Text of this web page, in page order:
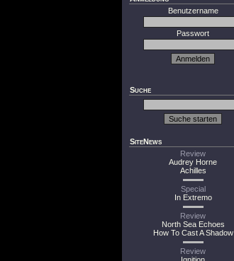
Benutzername
Passwort
Suche
SiteNews
Review
Audrey Horne
Achilles
Special
In Extremo
Review
North Sea Echoes
How To Cast A Shadow
Review